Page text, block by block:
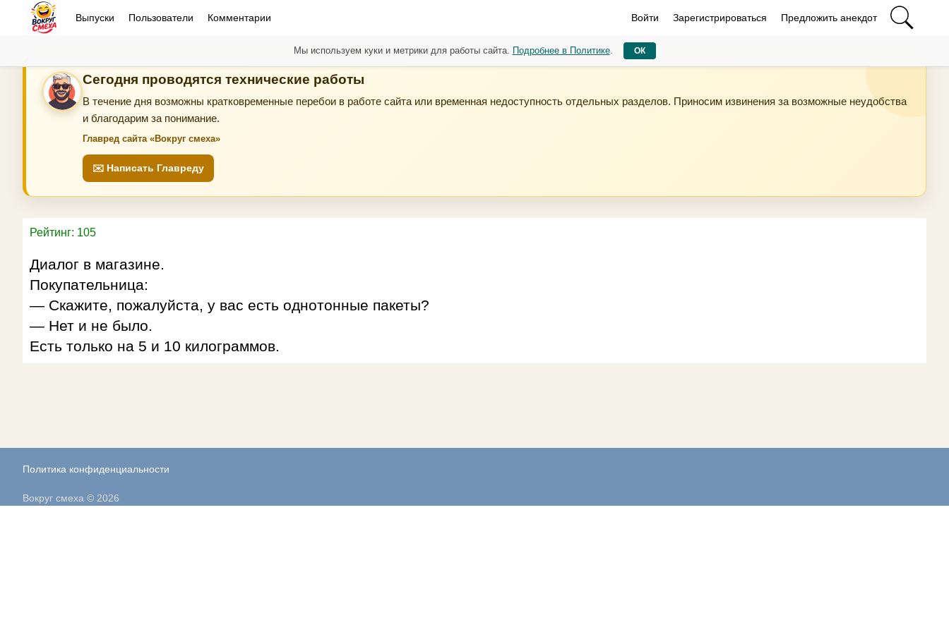
Выпуски Пользователи Комментарии Войти Зарегистрироваться Предложить анекдот
Сегодня проводятся технические работы
В течение дня возможны кратковременные перебои в работе сайта или временная недоступность отдельных разделов. Приносим извинения за возможные неудобства
и благодарим за понимание.
Главред сайта «Вокруг смеха»
✉️ Написать Главреду
Рейтинг: 105
Диалог в магазине.
Покупательница:
— Скажите, пожалуйста, у вас есть однотонные пакеты?
— Нет и не было.
Есть только на 5 и 10 килограммов.
Политика конфиденциальности
Мы используем куки и метрики для работы сайта. Подробнее в Политике. ОК
Вокруг смеха © 2026